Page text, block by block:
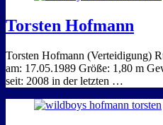
Torsten Hofmann
Torsten Hofmann (Verteidigung)
am: 17.05.1989 Größe: 1,80 m
seit: 2008 in der letzten …